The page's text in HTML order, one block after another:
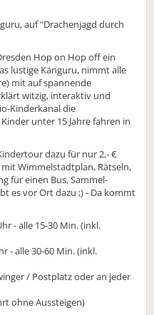
auf "Drachenjagd durch
Hop on Hop off ein
lustige Känguru, nimmt alle
mit auf spannende
witzig, interaktiv und
Kinderkanal die
unter 15 Jahre fahren in
dazu für nur 2,- €
Wimmelstadtplan, Rätseln,
für einen Bus, Sammel-
es vor Ort dazu ;) - Da kommt
- alle 15-30 Min. (inkl.
- alle 30-60 Min. (inkl.
/ Postplatz oder an jeder
ohne Aussteigen)